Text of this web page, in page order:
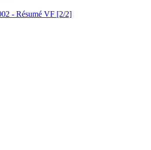
- Résumé VF [2/2]